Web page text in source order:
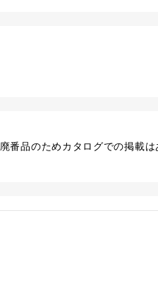
廃番品のためカタログでの掲載